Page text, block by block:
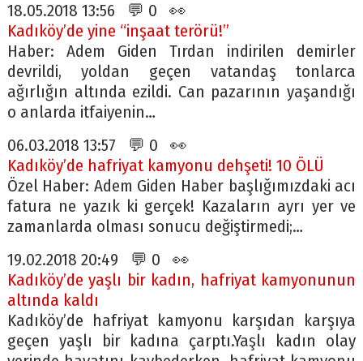
18.05.2018 13:56 💬 0 👀
Kadıköy’de yine “inşaat terörü!”
Haber: Adem Giden Tırdan indirilen demirler
devrildi, yoldan geçen vatandaş tonlarca
ağırlığın altında ezildi. Can pazarının yaşandığı
o anlarda itfaiyenin…
06.03.2018 13:57 💬 0 👀
Kadıköy’de hafriyat kamyonu dehşeti! 10 ÖLÜ
Özel Haber: Adem Giden Haber başlığımızdaki acı
fatura ne yazık ki gerçek! Kazaların ayrı yer ve
zamanlarda olması sonucu değiştirmedi;…
19.02.2018 20:49 💬 0 👀
Kadıköy’de yaşlı bir kadın, hafriyat kamyonunun
altında kaldı
Kadıköy’de hafriyat kamyonu karşıdan karşıya
geçen yaşlı bir kadına çarptı.Yaşlı kadın olay